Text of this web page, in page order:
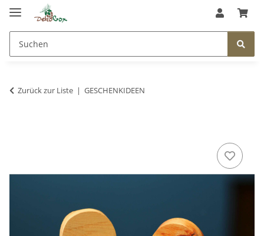
Zurück zur Liste GESCHENKIDEEN